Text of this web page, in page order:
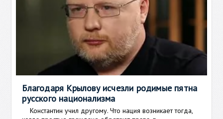
Благодаря Крылову исчезли родимые пятна
русского национализма
Константин учил другому. Что нация возникает тогда,